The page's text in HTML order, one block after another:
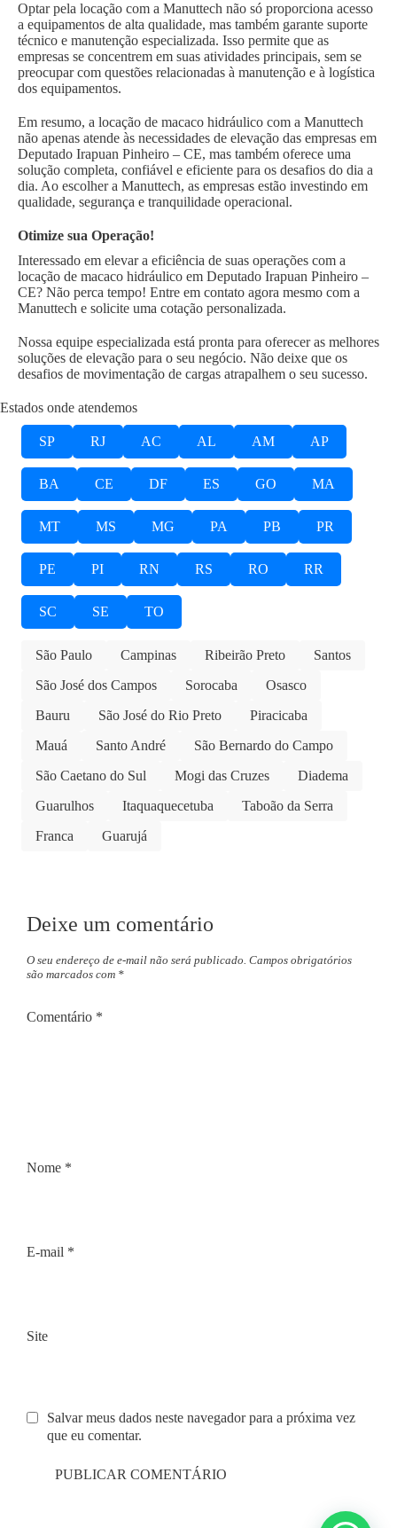
Optar pela locação com a Manuttech não só proporciona acesso
a equipamentos de alta qualidade, mas também garante suporte
técnico e manutenção especializada. Isso permite que as
empresas se concentrem em suas atividades principais, sem se
preocupar com questões relacionadas à manutenção e à logística
dos equipamentos.
Em resumo, a locação de macaco hidráulico com a Manuttech
não apenas atende às necessidades de elevação das empresas em
Deputado Irapuan Pinheiro – CE, mas também oferece uma
solução completa, confiável e eficiente para os desafios do dia a
dia. Ao escolher a Manuttech, as empresas estão investindo em
qualidade, segurança e tranquilidade operacional.
Otimize sua Operação!
Interessado em elevar a eficiência de suas operações com a
locação de macaco hidráulico em Deputado Irapuan Pinheiro –
CE? Não perca tempo! Entre em contato agora mesmo com a
Manuttech e solicite uma cotação personalizada.
Nossa equipe especializada está pronta para oferecer as melhores
soluções de elevação para o seu negócio. Não deixe que os
desafios de movimentação de cargas atrapalhem o seu sucesso.
Estados onde atendemos
SP RJ AC AL AM AP
BA CE DF ES GO MA
MT MS MG PA PB PR
PE PI RN RS RO RR
SC SE TO
São Paulo Campinas Ribeirão Preto
Santos
São José dos Campos
Sorocaba
Osasco
Bauru
São José do Rio Preto
Piracicaba
Mauá
Santo André
São Bernardo do Campo
São Caetano do Sul
Mogi das Cruzes
Diadema
Guarulhos
Itaquaquecetuba
Taboão da Serra
Franca
Guarujá
Deixe um comentário
O seu endereço de e-mail não será publicado. Campos obrigatórios
são marcados com *
Comentário *
Nome *
E-mail *
Site
Salvar meus dados neste navegador para a próxima vez
que eu comentar.